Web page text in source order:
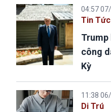
04:57
Tin Tức
Trump
công
Kỳ
11:38
Di Trú